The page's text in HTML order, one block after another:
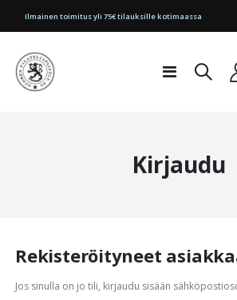
Ilmainen toimitus yli 75€ tilauksille kotimaassa
Toggle
Kirjaudu
Rekisteröityneet
Jos sinulla on jo tili, kirjaudu sisään